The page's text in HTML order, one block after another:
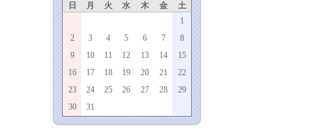
日
月 火 水 木 金
土
1
2
3 4 5 6 7
8
9
10 11 12 13 14
15
16
17 18 19 20 21
22
23
24 25 26 27 28
29
30
31